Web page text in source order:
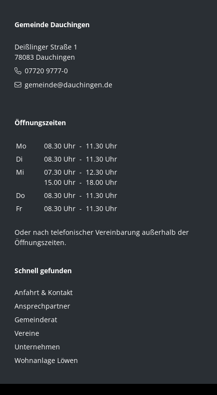
Gemeinde Dauchingen
Deißlinger Straße 1
78083 Dauchingen
07720 9777-0
gemeinde@dauchingen.de
Öffnungszeiten
Mo
08.30 Uhr - 11.30 Uhr
Di
08.30 Uhr - 11.30 Uhr
Mi
07.30 Uhr - 12.30 Uhr
15.00 Uhr - 18.00 Uhr
Do
08.30 Uhr - 11.30 Uhr
Fr
08.30 Uhr - 11.30 Uhr
Oder nach telefonischer Vereinbarung außerhalb der
Öffnungszeiten.
Schnell gefunden
Anfahrt & Kontakt
Ansprechpartner
Gemeinderat
Vereine
Unternehmen
Wohnanlage Löwen